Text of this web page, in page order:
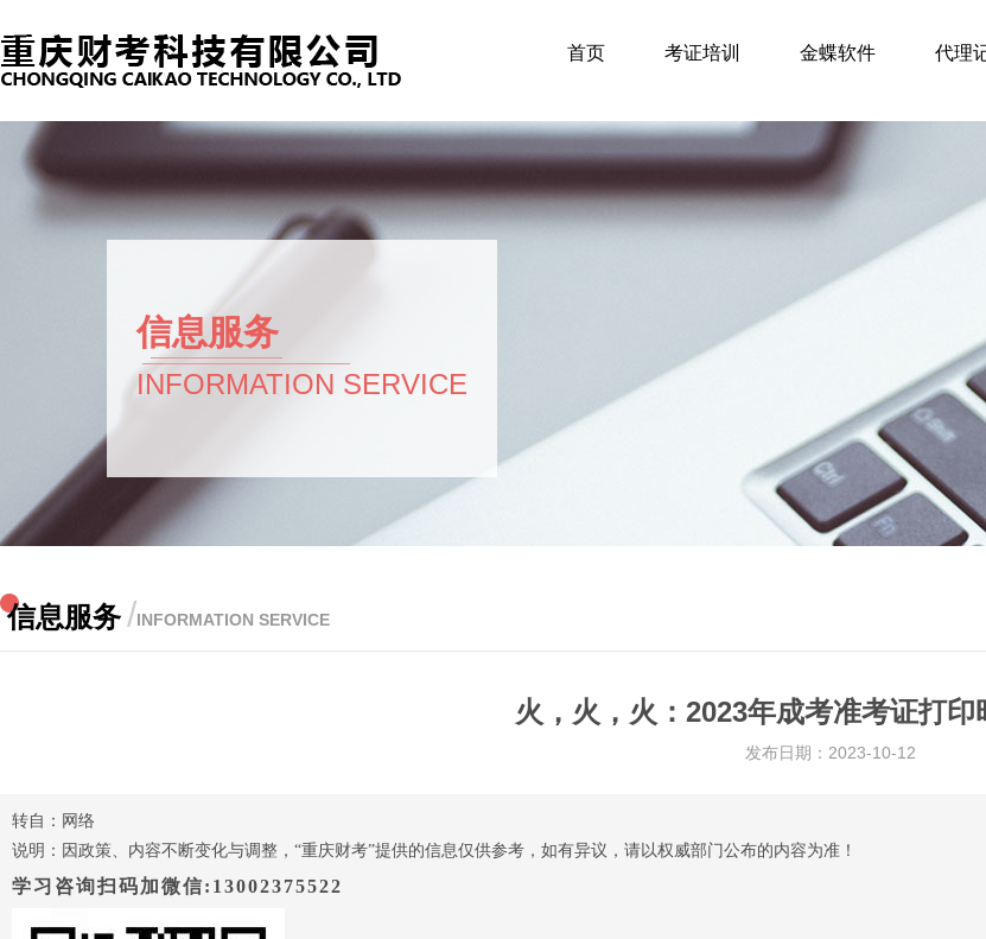
首页 考证培训 金蝶软件 代理
信息服务
INFORMATION SERVICE
信息服务/INFORMATION SERVICE
火，火，火：2023年成考准考证打印
发布日期：2023-10-12
转自：网络
说明：因政策、内容不断变化与调整，“重庆财考”提供的信息仅供参考，如有异议，请以权威部门公布的内容为准！
学习咨询扫码加微信:13002375522